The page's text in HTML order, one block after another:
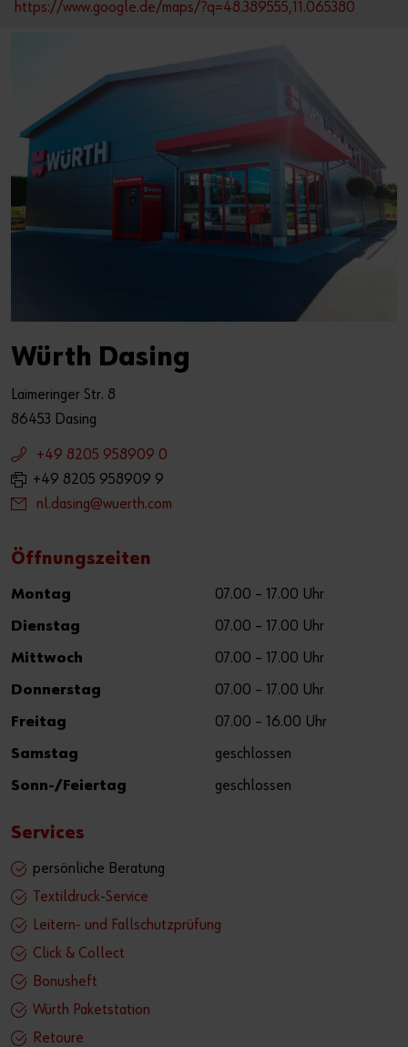
https://www.google.de/maps/?q=48.389555,11.065380
Würth Dasing
Laimeringer Str. 8
86453 Dasing
+49 8205 958909 0
+49 8205 958909 9
nl.dasing@wuerth.com
Öffnungszeiten
Montag 07.00 – 17.00 Uhr
Dienstag 07.00 – 17.00 Uhr
Mittwoch 07.00 – 17.00 Uhr
Donnerstag 07.00 – 17.00 Uhr
Freitag 07.00 – 16.00 Uhr
Samstag geschlossen
Sonn-/Feiertag geschlossen
Services
persönliche Beratung
Textildruck-Service
Leitern- und Fallschutzprüfung
Click & Collect
Bonusheft
Würth Paketstation
Retoure